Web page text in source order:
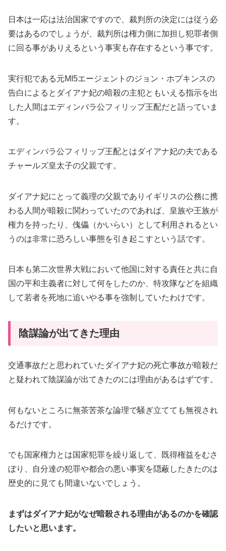
日本は一応は法治国家ですので、裁判所の決定には従う必
要はあるのでしょうが、裁判所は権力側に加担し犯罪者側
に回る事がありえるという事実も存在するという事です。
実行犯である元MI5エージェントのジョン・ホプキンスの
告白によるとダイアナ妃の暗殺の主犯ともいえる指示を出
した人間はエディンバラ公フィリップ王配だと語っていま
す。
エディンバラ公フィリップ王配とはダイアナ妃の夫である
チャールズ皇太子の父親です。
ダイアナ妃にとって義理の父親でありイギリスの公務に携
わる人間が暗殺に関わっていたのであれば、皇族や王族が
権力を持ったり、傀儡（かいらい）として利用されるとい
うのは非常に恐ろしい事態を引き起こすという話です。
日本も第二次世界大戦において他国に対する責任と共に自
国の平和主義者に対して何をしたのか、特攻隊などを組織
して若者を死地に追いやる事を強制していたわけです。
陰謀論が出てきた理由
交通事故だと思われていたダイアナ妃の死亡事故が暗殺だ
と疑われて陰謀論が出てきたのには理由があるはずです。
何もないところに無茶苦茶な論理で騒ぎ立てても無視され
るだけです。
でも国家権力とは国家犯罪を繰り返して、既得権益をむさ
ぼり、自分達の犯罪や都合の悪い事実を隠蔽したきたのは
歴史的に見ても間違いないでしょう。
まずはダイアナ妃がなぜ暗殺される理由があるのかを確認
したいと思います。